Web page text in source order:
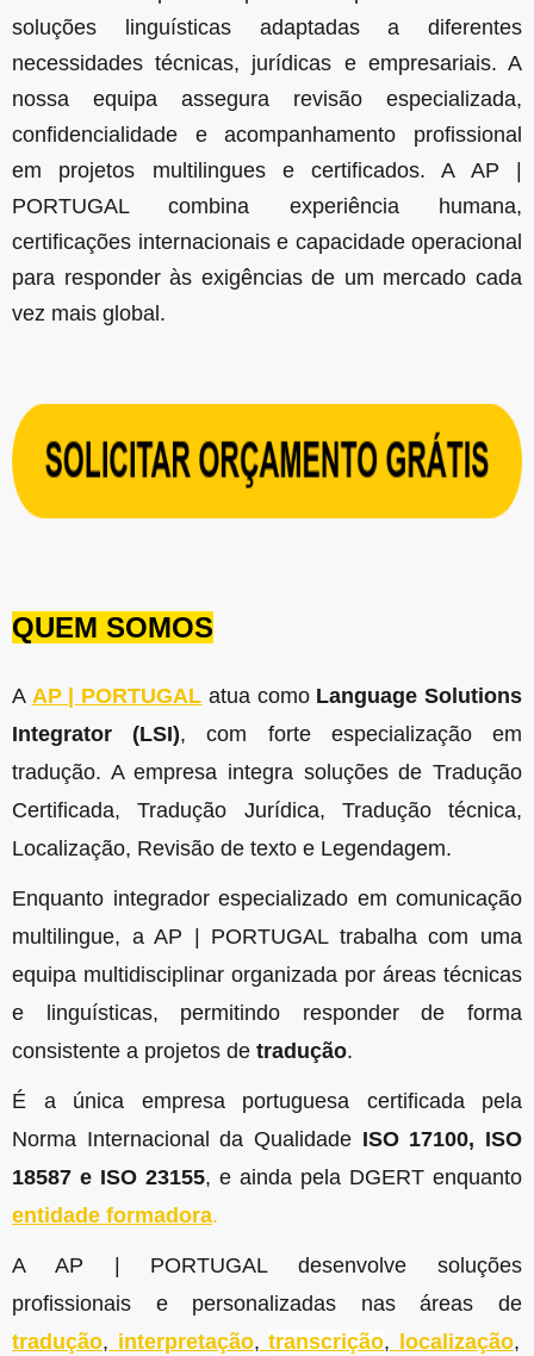
soluções linguísticas adaptadas a diferentes
necessidades técnicas, jurídicas e empresariais. A
nossa equipa assegura revisão especializada,
confidencialidade e acompanhamento profissional
em projetos multilingues e certificados. A AP |
PORTUGAL combina experiência humana,
certificações internacionais e capacidade operacional
para responder às exigências de um mercado cada
vez mais global.
QUEM SOMOS
A AP | PORTUGAL atua como Language Solutions
Integrator (LSI), com forte especialização em
tradução. A empresa integra soluções de Tradução
Certificada, Tradução Jurídica, Tradução técnica,
Localização, Revisão de texto e Legendagem.
Enquanto integrador especializado em comunicação
multilingue, a AP | PORTUGAL trabalha com uma
equipa multidisciplinar organizada por áreas técnicas
e linguísticas, permitindo responder de forma
consistente a projetos de tradução.
É a única empresa portuguesa certificada pela
Norma Internacional da Qualidade ISO 17100, ISO
18587 e ISO 23155, e ainda pela DGERT enquanto
entidade formadora.
A AP | PORTUGAL desenvolve soluções
profissionais e personalizadas nas áreas de
tradução, interpretação, transcrição, localização,